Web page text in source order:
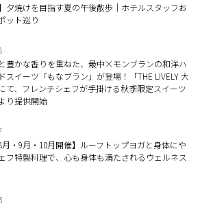
】夕焼けを目指す夏の午後散歩｜ホテルスタッフお
ット巡り
豊かな香りを重ねた、最中×モンブランの和洋ハ
スイーツ「もなブラン」が登場！「THE LIVELY 大
て、フレンチシェフが手掛ける秋季限定スイーツ
り提供開始
8月・9月・10月開催】ルーフトップヨガと身体にや
フ特製料理で、心も身体も満たされるウェルネス